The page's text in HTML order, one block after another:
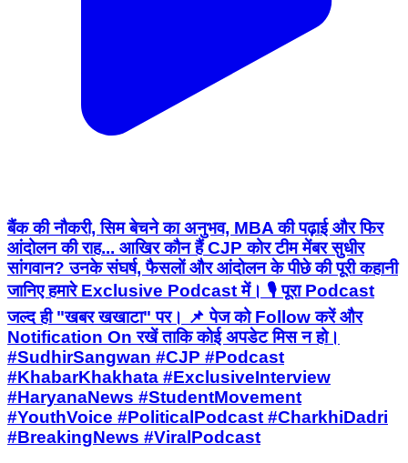
बैंक की नौकरी, सिम बेचने का अनुभव, MBA की पढ़ाई और फिर
आंदोलन की राह... आखिर कौन हैं CJP कोर टीम मेंबर सुधीर
सांगवान? उनके संघर्ष, फैसलों और आंदोलन के पीछे की पूरी कहानी
जानिए हमारे Exclusive Podcast में। 🎙️ पूरा Podcast
जल्द ही "खबर खखाटा" पर। 📌 पेज को Follow करें और
Notification On रखें ताकि कोई अपडेट मिस न हो।
#SudhirSangwan #CJP #Podcast
#KhabarKhakhata #ExclusiveInterview
#HaryanaNews #StudentMovement
#YouthVoice #PoliticalPodcast #CharkhiDadri
#BreakingNews #ViralPodcast